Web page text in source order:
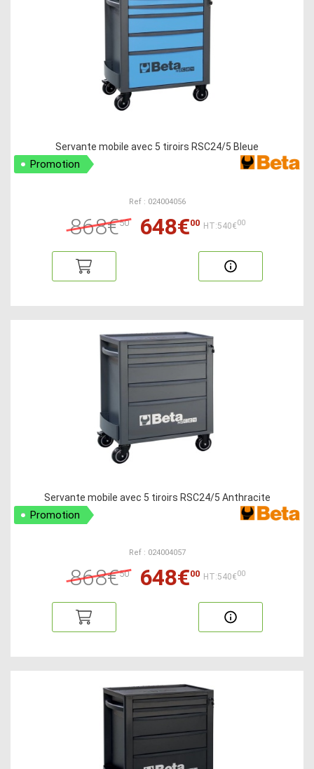
Servante mobile avec 5 tiroirs RSC24/5 Bleue
Promotion
Ref : 024004056
868€50 648€00 HT:540€00
Servante mobile avec 5 tiroirs RSC24/5 Anthracite
Promotion
Ref : 024004057
868€50 648€00 HT:540€00